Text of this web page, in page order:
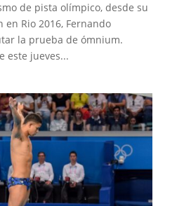
de pista olímpico, desde su
Rio 2016, Fernando
la prueba de ómnium.
este jueves...